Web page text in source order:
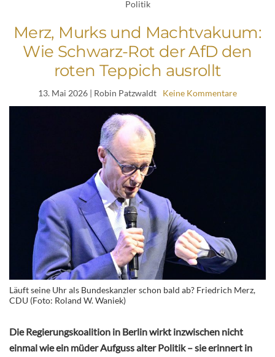
Politik
Merz, Murks und Machtvakuum:
Wie Schwarz-Rot der AfD den
roten Teppich ausrollt
13. Mai 2026 | Robin Patzwaldt Keine Kommentare
Läuft seine Uhr als Bundeskanzler schon bald ab? Friedrich Merz,
CDU (Foto: Roland W. Waniek)
Die Regierungskoalition in Berlin wirkt inzwischen nicht
einmal wie ein müder Aufguss alter Politik – sie erinnert in